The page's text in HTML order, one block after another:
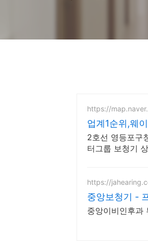
https://
업계1순위,웨
2호선 영등포구
터그룹 보청기
https://
중앙보청기 -